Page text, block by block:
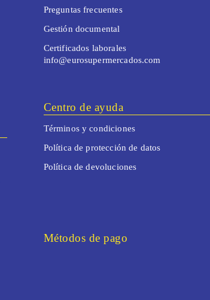
Preguntas frecuentes
Gestión documental
Certificados laborales
info@eurosupermercados.com
Centro de ayuda
Términos y condiciones
Política de protección de datos
Política de devoluciones
Métodos de pago